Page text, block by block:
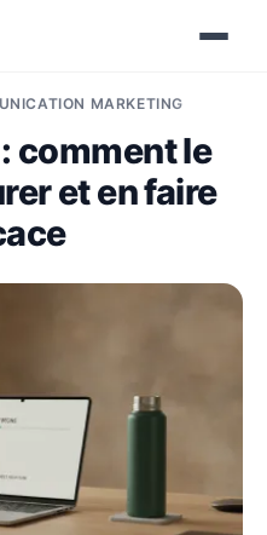
MARKETING
comment le
et en faire